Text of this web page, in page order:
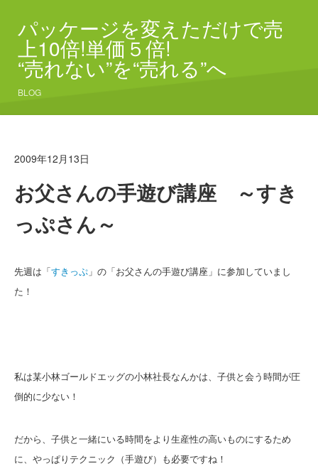
パッケージを変えただけで売
上10倍!単価５倍!
“売れない”を“売れる”へ
BLOG
2009年12月13日
お父さんの手遊び講座 ～すき
っぷさん～
先週は「すきっぷ 」の「お父さんの手遊び講座」に参加していまし
た！
私は某小林ゴールドエッグの小林社長なんかは、子供と会う時間が圧
倒的に少ない！
だから、子供と一緒にいる時間をより生産性の高いものにするため
に、やっぱりテクニック（手遊び）も必要ですね！